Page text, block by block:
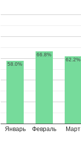
Январь Февраль Март
58.0%
66.8%
62.2%